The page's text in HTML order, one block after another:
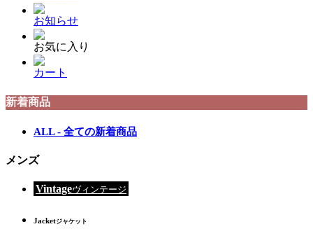
お知らせ
お気に入り
カート
新着商品
ALL - 全ての新着商品
メンズ
Vintageヴィンテージ
Jacketジャケット